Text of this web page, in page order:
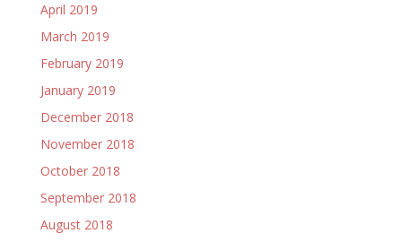
April 2019
March 2019
February 2019
January 2019
December 2018
November 2018
October 2018
September 2018
August 2018